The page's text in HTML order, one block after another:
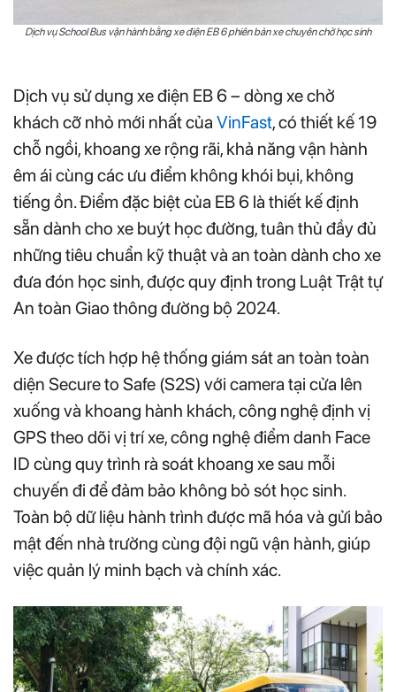
Dịch vụ School Bus vận hành bằng xe điện EB 6 phiên bản xe chuyên chở học sinh
Dịch vụ sử dụng xe điện EB 6 – dòng xe chở
khách cỡ nhỏ mới nhất của VinFast, có thiết kế 19
chỗ ngồi, khoang xe rộng rãi, khả năng vận hành
êm ái cùng các ưu điểm không khói bụi, không
tiếng ồn. Điểm đặc biệt của EB 6 là thiết kế định
sẵn dành cho xe buýt học đường, tuân thủ đầy đủ
những tiêu chuẩn kỹ thuật và an toàn dành cho xe
đưa đón học sinh, được quy định trong Luật Trật tự
An toàn Giao thông đường bộ 2024.
Xe được tích hợp hệ thống giám sát an toàn toàn
diện Secure to Safe (S2S) với camera tại cửa lên
xuống và khoang hành khách, công nghệ định vị
GPS theo dõi vị trí xe, công nghệ điểm danh Face
ID cùng quy trình rà soát khoang xe sau mỗi
chuyến đi để đảm bảo không bỏ sót học sinh.
Toàn bộ dữ liệu hành trình được mã hóa và gửi bảo
mật đến nhà trường cùng đội ngũ vận hành, giúp
việc quản lý minh bạch và chính xác.